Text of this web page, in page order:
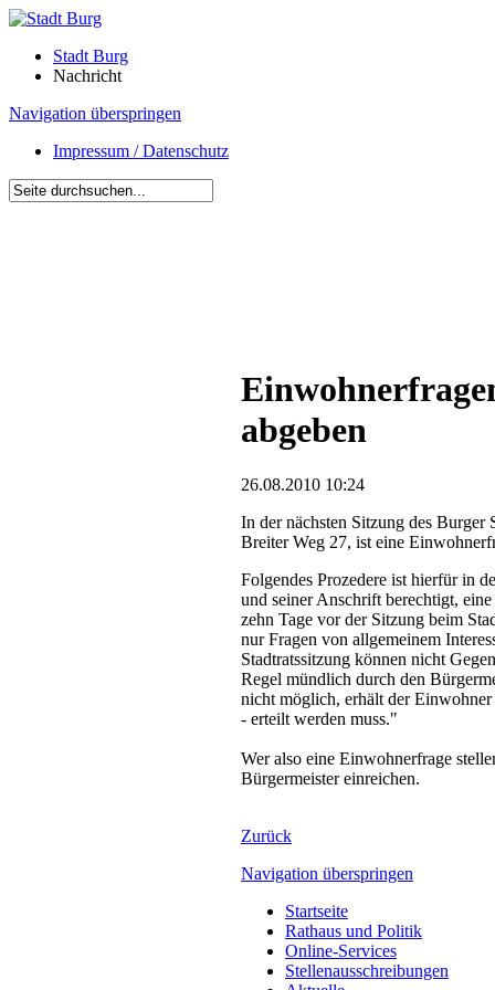
Stadt Burg
Nachricht
Navigation überspringen
Impressum / Datenschutz
abgeben
26.08.2010 10:24
In der nächsten Sitzung des Burger
Breiter Weg 27, ist eine
Folgendes Prozedere ist hierfür in
und seiner Anschrift berechtigt,
zehn Tage vor der Sitzung beim
nur Fragen von allgemeinem
Stadtratssitzung können nicht
Regel mündlich durch den
nicht möglich, erhält der
- erteilt werden muss."
Wer also eine Einwohnerfrage
Bürgermeister einreichen.
Zurück
Navigation überspringen
Startseite
Rathaus und Politik
Online-Services
Stellenausschreibungen